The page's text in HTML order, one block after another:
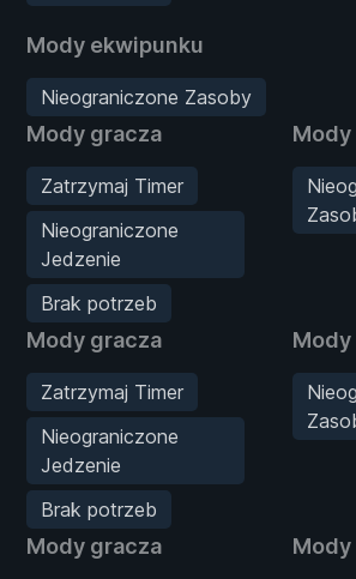
Mody ekwipunku
Nieograniczone Zasoby
Mody gracza
Zatrzymaj Timer
Nieograniczone
Jedzenie
Brak potrzeb
Mody gracza
Zatrzymaj Timer
Nieograniczone
Jedzenie
Brak potrzeb
Mody gracza